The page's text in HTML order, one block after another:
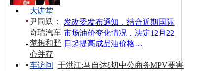
发改委发布通知，结合近期国际
市场油价变化情况，决定12月22
日起提高成品油价格…
大讲堂|
尹同跃：
奇瑞汽车
梦想和野
心并存
车访间| 于洪江:马自达8切中公商务MPV要害